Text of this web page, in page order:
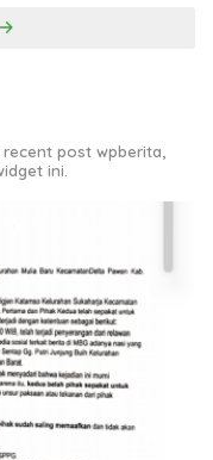
post wpberita,
ini.